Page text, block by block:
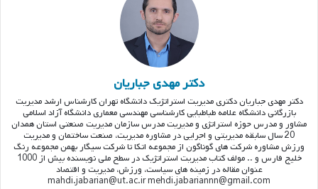
دکتر مهدی جباریان
دکتر مهدی جباریان دکتری مدیریت استراتژیک دانشگاه تهران کارشناس ارشد مدیریت
بازرگانی دانشگاه علامه طباطبایی کارشناسی مهندسی معماری دانشگاه آزاد اسلامی
مشاور و مدرس حوزه استراتژی و مدیریت مدرس سازمان مدیریت صنعتی استان همدان
20 سال سابقه مدیریتی و اجرایی در مشاوره مدیریت، صنعت ساختمان و مدیریت
ورزش مشاوره شرکت های گوناگون از مجموعه اتکا تا شرکت سیگار بهمن مجموعه رنگ
خلیج فارس و .. مولف کتاب مدیریت استراتژیک در سطح ملی نویسنده بیش از 1000
عنوان مقاله در زمینه های سیاست، ورزش، مدیریت و اقتصاد
mahdi.jabarian@ut.ac.ir mehdi.jabariannn@gmail.com